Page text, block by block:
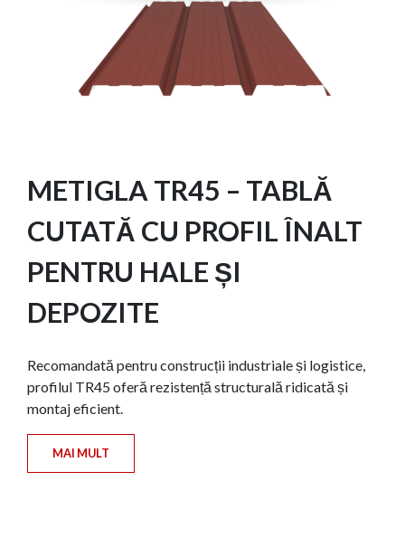
METIGLA TR45 – TABLĂ
CUTATĂ CU PROFIL ÎNALT
PENTRU HALE ȘI
DEPOZITE
Recomandată pentru construcții industriale și logistice,
profilul TR45 oferă rezistență structurală ridicată și
montaj eficient.
MAI MULT